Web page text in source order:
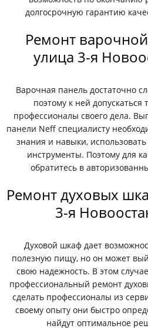
долгосрочную гарантию
Ремонт
улица 3-я
Варочная панель достаточно
поэтому к ней
профессионалы своего дела.
панели Neff специалисту
знания и навыки,
инструменты. Поэтому для
обратитесь в
Ремонт духовых
3-я
Духовой шкаф дает
полезную пищу, но он может
свою надежность. В этом
профессиональный ремонт
сделать профессионалы из
своему опыту они быстро
найдут оптимальное